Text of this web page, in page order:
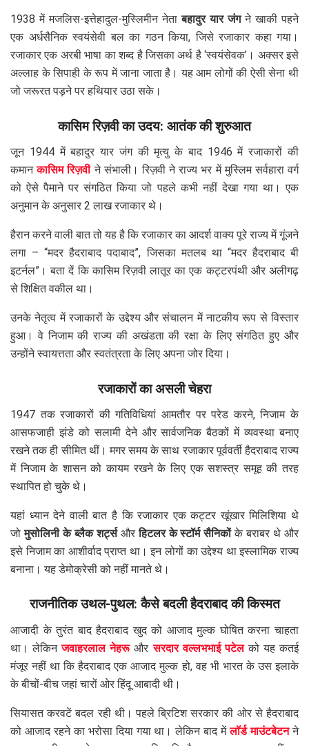
1938 में मजलिस-इत्तेहादुल-मुस्लिमीन नेताबहादुर यार जंगने खाकी पहने
एक अर्धसैनिक स्वयंसेवी बल का गठन किया, जिसे रजाकार कहा गया।
रजाकार एक अरबी भाषा का शब्द है जिसका अर्थ है ‘स्वयंसेवक’। अक्सर इसे
अल्लाह के सिपाही के रूप में जाना जाता है। यह आम लोगों की ऐसी सेना थी
जो जरूरत पड़ने पर हथियार उठा सके।
कासिम रिज़वी का उदय: आतंक की शुरुआत
जून 1944 में बहादुर यार जंग की मृत्यु के बाद 1946 में रजाकारों की
कमानकासिम रिज़वीने संभाली। रिज़वी ने राज्य भर में मुस्लिम सर्वहारा वर्ग
को ऐसे पैमाने पर संगठित किया जो पहले कभी नहीं देखा गया था। एक
अनुमान के अनुसार 2 लाख रजाकार थे।
हैरान करने वाली बात तो यह है कि रजाकार का आदर्श वाक्य पूरे राज्य में गूंजने
लगा – “मदर हैदराबाद पदाबाद”, जिसका मतलब था “मदर हैदराबाद बी
इटर्नल”। बता दें कि कासिम रिज़वी लातूर का एक कट्टरपंथी और अलीगढ़
से शिक्षित वकील था।
उनके नेतृत्व में रजाकारों के उद्देश्य और संचालन में नाटकीय रूप से विस्तार
हुआ। वे निजाम की राज्य की अखंडता की रक्षा के लिए संगठित हुए और
उन्होंने स्वायत्तता और स्वतंत्रता के लिए अपना जोर दिया।
रजाकारों का असली चेहरा
1947 तक रजाकारों की गतिविधियां आमतौर पर परेड करने, निजाम के
आसफजाही झंडे को सलामी देने और सार्वजनिक बैठकों में व्यवस्था बनाए
रखने तक ही सीमित थीं। मगर समय के साथ रजाकार पूर्ववर्ती हैदराबाद राज्य
में निजाम के शासन को कायम रखने के लिए एक सशस्त्र समूह की तरह
स्थापित हो चुके थे।
यहां ध्यान देने वाली बात है कि रजाकार एक कट्टर खूंखार मिलिशिया थे
जोमुसोलिनी के ब्लैक शर्ट्सऔरहिटलर के स्टॉर्म सैनिकोंके बराबर थे और
इसे निजाम का आशीर्वाद प्राप्त था। इन लोगों का उद्देश्य था इस्लामिक राज्य
बनाना। यह डेमोक्रेसी को नहीं मानते थे।
राजनीतिक उथल-पुथल: कैसे बदली हैदराबाद की किस्मत
आजादी के तुरंत बाद हैदराबाद खुद को आजाद मुल्क घोषित करना चाहता
था। लेकिनजवाहरलाल नेहरूऔरसरदार वल्लभभाई पटेलको यह कतई
मंजूर नहीं था कि हैदराबाद एक आजाद मुल्क हो, वह भी भारत के उस इलाके
के बीचों-बीच जहां चारों ओर हिंदू आबादी थी।
सियासत करवटें बदल रही थी। पहले ब्रिटिश सरकार की ओर से हैदराबाद
को आजाद रहने का भरोसा दिया गया था। लेकिन बाद मेंलॉर्ड माउंटबेटनने